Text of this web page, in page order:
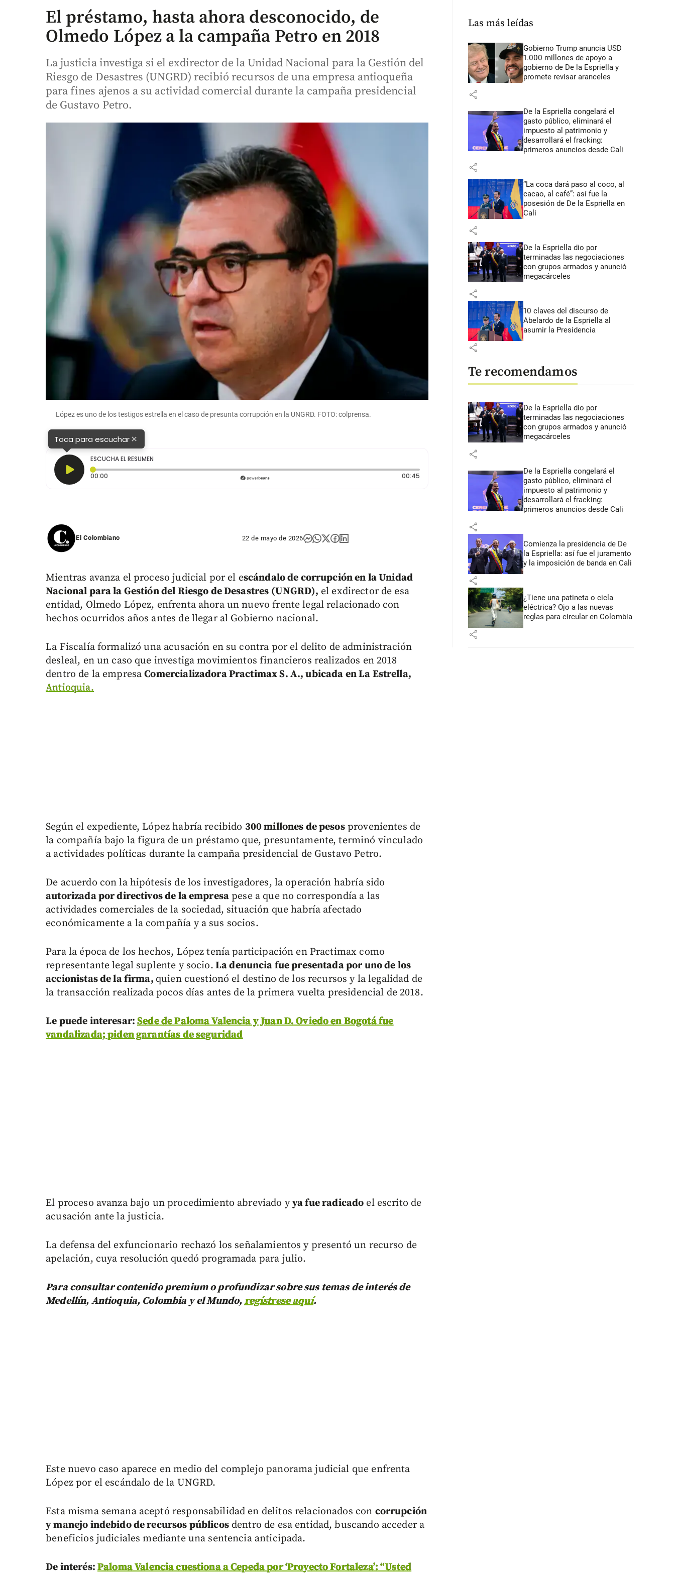
El préstamo, hasta ahora desconocido, de
Olmedo López a la campaña Petro en 2018
La justicia investiga si el exdirector de la Unidad Nacional para la Gestión del
Riesgo de Desastres (UNGRD) recibió recursos de una empresa antioqueña
para fines ajenos a su actividad comercial durante la campaña presidencial
de Gustavo Petro.
López es uno de los testigos estrella en el caso de presunta corrupción en la UNGRD. FOTO: colprensa.
Toca para escuchar×
ESCUCHA EL RESUMEN
00:00
00:45Duración: 45 segundos
El Colombiano 22 de mayo de 2026
Mientras avanza el proceso judicial por el escándalo de corrupción en la Unidad
Nacional para la Gestión del Riesgo de Desastres (UNGRD), el exdirector de esa
entidad, Olmedo López, enfrenta ahora un nuevo frente legal relacionado con
hechos ocurridos años antes de llegar al Gobierno nacional.
La Fiscalía formalizó una acusación en su contra por el delito de administración
desleal, en un caso que investiga movimientos financieros realizados en 2018
dentro de la empresaComercializadora Practimax S. A., ubicada en La Estrella,
Antioquia.
Según el expediente, López habría recibido 300 millones de pesosprovenientes de
la compañía bajo la figura de un préstamo que, presuntamente, terminó vinculado
a actividades políticas durante la campaña presidencial de Gustavo Petro.
De acuerdo con la hipótesis de los investigadores, la operación habría sido
autorizada por directivos de la empresa pese a que no correspondía a las
actividades comerciales de la sociedad, situación que habría afectado
económicamente a la compañía y a sus socios.
Para la época de los hechos, López tenía participación en Practimax como
representante legal suplente y socio. La denuncia fue presentada por uno de los
accionistas de la firma, quien cuestionó el destino de los recursos y la legalidad de
la transacción realizada pocos días antes de la primera vuelta presidencial de 2018.
Le puede interesar:Sede de Paloma Valencia y Juan D. Oviedo en Bogotá fue
vandalizada; piden garantías de seguridad
El proceso avanza bajo un procedimiento abreviado yya fue radicado el escrito de
acusación ante la justicia.
La defensa del exfuncionario rechazó los señalamientos y presentó un recurso de
apelación, cuya resolución quedó programada para julio.
Para consultar contenido premium o profundizar sobre sus temas de interés de
Medellín, Antioquia, Colombia y el Mundo,regístrese aquí.
Este nuevo caso aparece en medio del complejo panorama judicial que enfrenta
López por el escándalo de la UNGRD.
Esta misma semana aceptó responsabilidad en delitos relacionados con corrupción
y manejo indebido de recursos públicosdentro de esa entidad, buscando acceder a
beneficios judiciales mediante una sentencia anticipada.
De interés: Paloma Valencia cuestiona a Cepeda por ‘Proyecto Fortaleza’: “Usted
Las más leídas
Gobierno Trump anuncia USD
1.000 millones de apoyo a
gobierno de De la Espriella y
promete revisar aranceles
share
De la Espriella congelará el
gasto público, eliminará el
impuesto al patrimonio y
desarrollará el fracking:
primeros anuncios desde Cali
share
“La coca dará paso al coco, al
cacao, al café”: así fue la
posesión de De la Espriella en
Cali
share
De la Espriella dio por
terminadas las negociaciones
con grupos armados y anunció
megacárceles
share
10 claves del discurso de
Abelardo de la Espriella al
asumir la Presidencia
share
Te recomendamos
De la Espriella dio por
terminadas las negociaciones
con grupos armados y anunció
megacárceles
share
De la Espriella congelará el
gasto público, eliminará el
impuesto al patrimonio y
desarrollará el fracking:
primeros anuncios desde Cali
share
Comienza la presidencia de De
la Espriella: así fue el juramento
y la imposición de banda en Cali
share
¿Tiene una patineta o cicla
eléctrica? Ojo a las nuevas
reglas para circular en Colombia
share